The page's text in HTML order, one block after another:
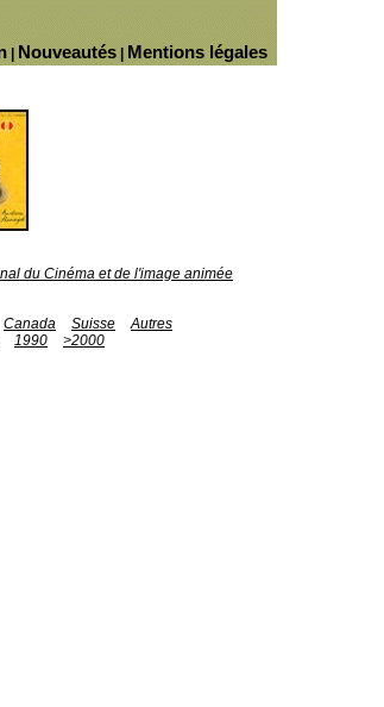
Mentions légales
Nouveautés
du Cinéma et de l'image animée
Canada Suisse
Autres
1990
>2000